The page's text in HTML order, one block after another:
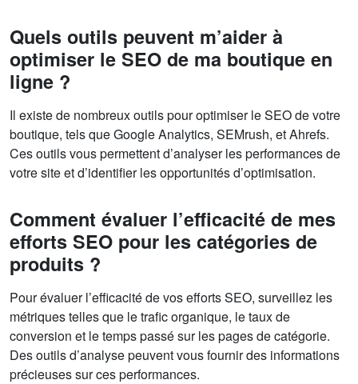
Quels outils peuvent m’aider à
optimiser le SEO de ma boutique en
ligne ?
Il existe de nombreux outils pour optimiser le SEO de votre
boutique, tels que Google Analytics, SEMrush, et Ahrefs.
Ces outils vous permettent d’analyser les performances de
votre site et d’identifier les opportunités d’optimisation.
Comment évaluer l’efficacité de mes
efforts SEO pour les catégories de
produits ?
Pour évaluer l’efficacité de vos efforts SEO, surveillez les
métriques telles que le trafic organique, le taux de
conversion et le temps passé sur les pages de catégorie.
Des outils d’analyse peuvent vous fournir des informations
précieuses sur ces performances.